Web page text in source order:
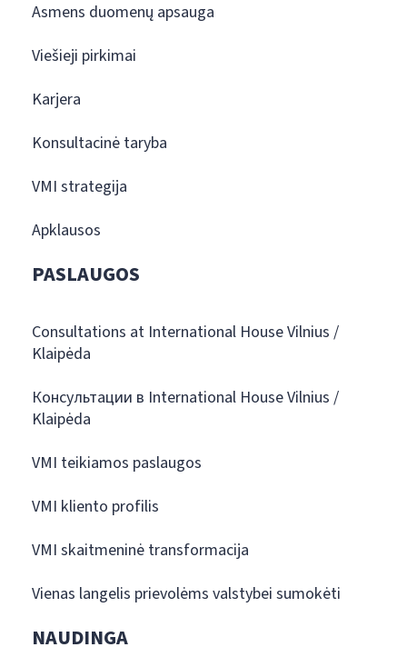
Asmens duomenų apsauga
Viešieji pirkimai
Karjera
Konsultacinė taryba
VMI strategija
Apklausos
PASLAUGOS
Consultations at International House Vilnius /
Klaipėda
Консультации в International House Vilnius /
Klaipėda
VMI teikiamos paslaugos
VMI kliento profilis
VMI skaitmeninė transformacija
Vienas langelis prievolėms valstybei sumokėti
NAUDINGA